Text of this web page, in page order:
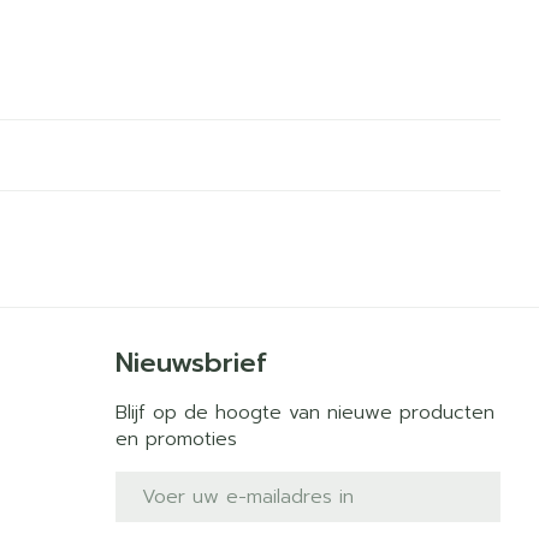
Nieuwsbrief
Blijf op de hoogte van nieuwe producten
en promoties